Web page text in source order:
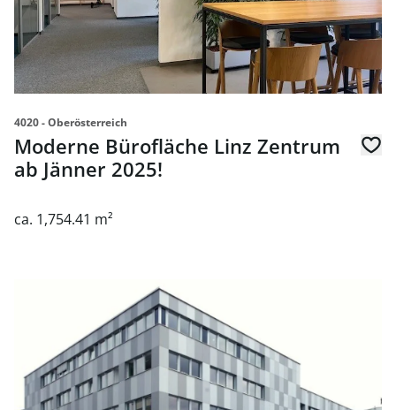
4020 - Oberösterreich
Moderne Bürofläche Linz Zentrum
ab Jänner 2025!
ca. 1,754.41 m²
link to page Ihr Bürostandort an der Donaupromenade